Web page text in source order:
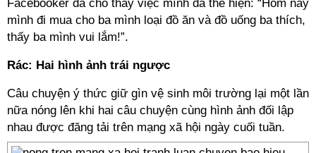
Facebooker đã cho thấy việc mình đã thể hiện: “Hôm nay
mình đi mua cho ba mình loại đồ ăn và đồ uống ba thích,
thấy ba mình vui lắm!”.
Rác: Hai hình ảnh trái ngược
Câu chuyện ý thức giữ gìn vệ sinh môi trường lại một lần
nữa nóng lên khi hai câu chuyện cùng hình ảnh đối lập
nhau được đăng tải trên mạng xã hội ngày cuối tuần.